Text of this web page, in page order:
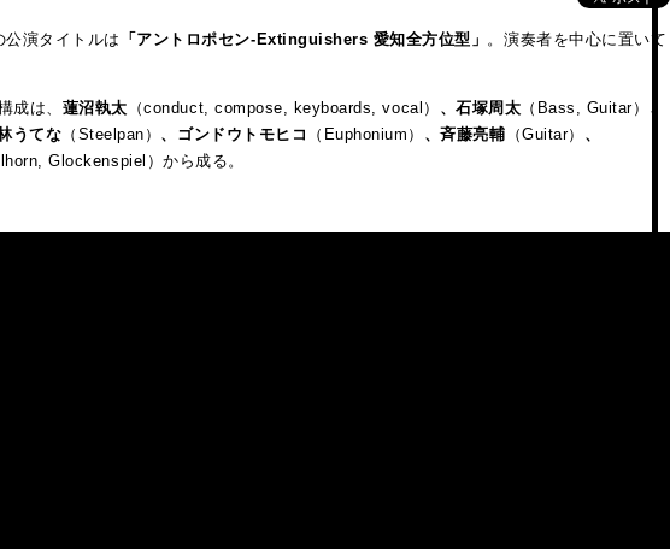
演タイトルは 「アントロポセン-Extinguishers 愛知全方位型」 。演奏者を中心に置いて
成は、 蓮沼執太 （conduct, compose, keyboards, vocal） 、石塚周太 （Bass, Guitar） 、
うてな （Steelpan） 、ゴンドウトモヒコ （Euphonium） 、斉藤亮輔 （Guitar） 、
Glockenspiel）から成る。